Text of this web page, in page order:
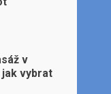
v
vybrat